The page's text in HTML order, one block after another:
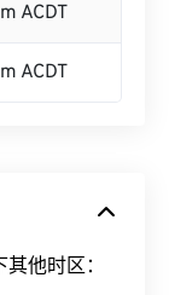
ACDT
ACDT
他时区：